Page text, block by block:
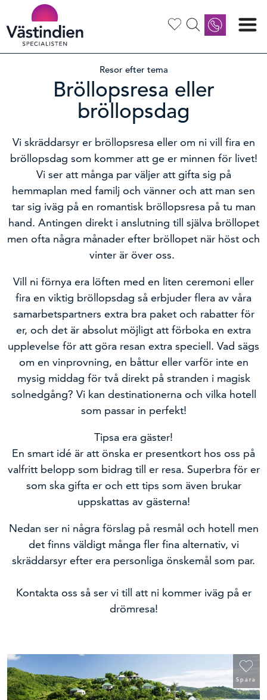
Ring oss
08 505 359 00
Vi har öppet måndag – fredag 09.00-
16.00 Lunchstängt 12.00 -13.00
Maila oss
info@vastindienspecialisten.se
Bröllopsresa eller
bröllopsdag
Resor efter tema
Vi skräddarsyr er bröllopsresa eller om ni vill fira en
bröllopsdag som kommer att ge er minnen för livet!
Vi ser att många par väljer att gifta sig på
hemmaplan med familj och vänner och att man sen
tar sig iväg på en romantisk bröllopsresa på tu man
hand. Antingen direkt i anslutning till själva bröllopet
men ofta några månader efter bröllopet när höst och
vinter är över oss.
Vill ni förnya era löften med en liten ceremoni eller
fira en viktig bröllopsdag så erbjuder flera av våra
samarbetspartners extra bra paket och rabatter för
er, och det är absolut möjligt att förboka en extra
upplevelse för att göra resan extra speciell. Vad sägs
om en vinprovning, en båttur eller varför inte en
mysig middag för två direkt på stranden i magisk
solnedgång? Vi kan destinationerna och vilka hotell
som passar in perfekt!
Tipsa era gäster!
En smart idé är att önska er presentkort hos oss på
valfritt belopp som bidrag till er resa. Superbra för er
som ska gifta er och ett tips som även brukar
uppskattas av gästerna!
Nedan ser ni några förslag på resmål och hotell men
det finns väldigt många fler fina alternativ, vi
skräddarsyr efter era personliga önskemål som par.
Kontakta oss så ser vi till att ni kommer iväg på er
drömresa!
Spara